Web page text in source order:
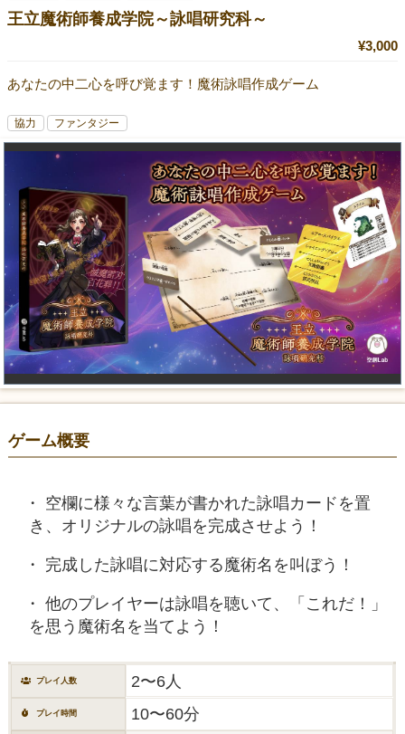
王立魔術師養成学院～詠唱研究科～
¥3,000
あなたの中二心を呼び覚ます！魔術詠唱作成ゲーム
協力 ファンタジー
ゲーム概要
空欄に様々な言葉が書かれた詠唱カードを置
き、オリジナルの詠唱を完成させよう！
完成した詠唱に対応する魔術名を叫ぼう！
他のプレイヤーは詠唱を聴いて、「これだ！」
を思う魔術名を当てよう！
プレイ人数 2〜6人
プレイ時間 10〜60分